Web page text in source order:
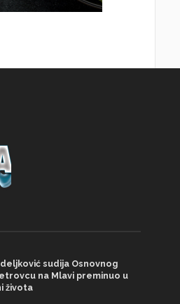
sudija Osnovnog
na Mlavi preminuo u
života